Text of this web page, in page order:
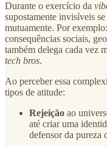
Durante o exercício da
supostamente invisíveis
mutuamente. Por
consequências sociais,
também delega cada vez
tech bros.
Ao perceber essa
tipos de atitude:
Rejeição ao
até criar uma
defensor da pureza